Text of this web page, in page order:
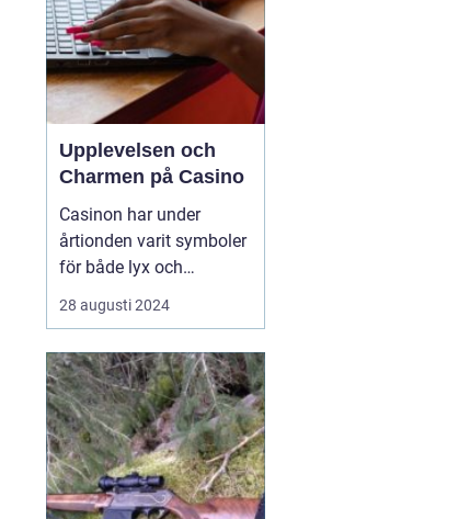
Upplevelsen och
Charmen på Casino
Casinon har under
årtionden varit symboler
för både lyx och
spänning. En plats där
tur och skicklighet går
varje besökare kan
drömma om att vinna
stort. Med glamour, flärd
och ...
28 augusti 2024